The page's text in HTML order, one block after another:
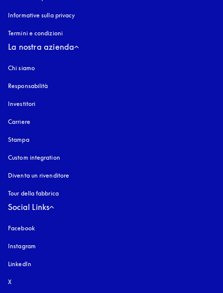
Informative sulla privacy
Termini e condizioni
La nostra azienda
Chi siamo
Responsabilità
Investitori
Carriere
Stampa
Custom integration
Diventa un rivenditore
Tour della fabbrica
Social Links
Facebook
Instagram
LinkedIn
X